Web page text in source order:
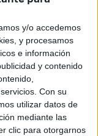
y/o accedemos
y procesamos
e información
y contenido
Con su
utilizar datos de
mediante las
clic para otorgarnos
si hay acuerdo, y
demanda ante el
renovar la
militares de